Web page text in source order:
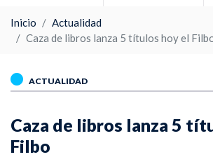
Inicio
Actualidad
Caza de libros lanza 5 títulos hoy el
ACTUALIDAD
Caza de libros lanza 5
Filbo